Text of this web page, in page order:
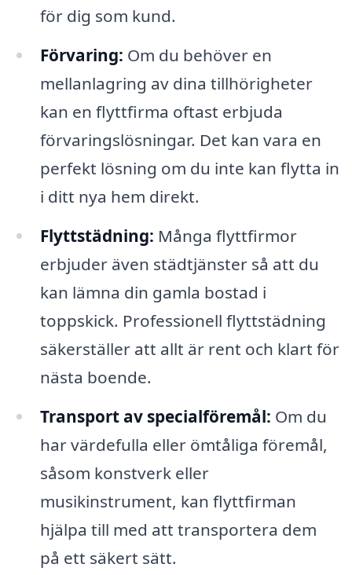
för dig som kund.
Förvaring: Om du behöver en
mellanlagring av dina tillhörigheter
kan en flyttfirma oftast erbjuda
förvaringslösningar. Det kan vara en
perfekt lösning om du inte kan flytta in
i ditt nya hem direkt.
Flyttstädning: Många flyttfirmor
erbjuder även städtjänster så att du
kan lämna din gamla bostad i
toppskick. Professionell flyttstädning
säkerställer att allt är rent och klart för
nästa boende.
Transport av specialföremål: Om du
har värdefulla eller ömtåliga föremål,
såsom konstverk eller
musikinstrument, kan flyttfirman
hjälpa till med att transportera dem
på ett säkert sätt.